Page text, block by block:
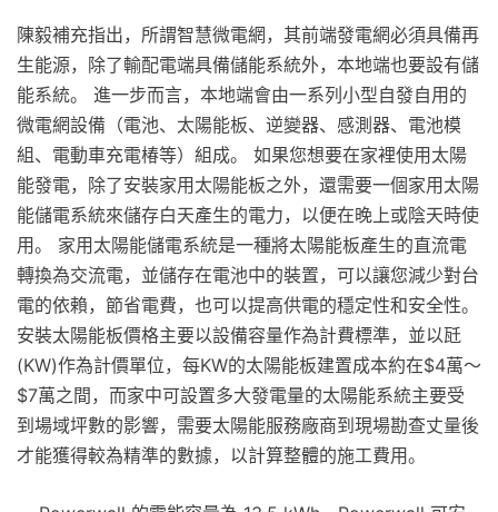
陳毅補充指出，所謂智慧微電網，其前端發電網必須具備再
生能源，除了輸配電端具備儲能系統外，本地端也要設有儲
能系統。 進一步而言，本地端會由一系列小型自發自用的
微電網設備（電池、太陽能板、逆變器、感測器、電池模
組、電動車充電椿等）組成。 如果您想要在家裡使用太陽
能發電，除了安裝家用太陽能板之外，還需要一個家用太陽
能儲電系統來儲存白天產生的電力，以便在晚上或陰天時使
用。 家用太陽能儲電系統是一種將太陽能板產生的直流電
轉換為交流電，並儲存在電池中的裝置，可以讓您減少對台
電的依賴，節省電費，也可以提高供電的穩定性和安全性。
安裝太陽能板價格主要以設備容量作為計費標準，並以瓩
(KW)作為計價單位，每KW的太陽能板建置成本約在$4萬～
$7萬之間，而家中可設置多大發電量的太陽能系統主要受
到場域坪數的影響，需要太陽能服務廠商到現場勘查丈量後
才能獲得較為精準的數據，以計算整體的施工費用。